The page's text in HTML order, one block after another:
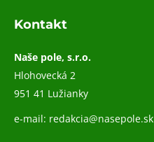
Kontakt
Naše pole, s.r.o.
Hlohovecká 2
951 41 Lužianky
e-mail: redakcia@nasepole.sk